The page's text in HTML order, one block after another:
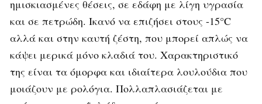
ημισκιασμένες θέσεις, σε εδάφη με λίγη υγρασία
και σε πετρώδη. Ικανό να επιζήσει στους -15°C
αλλά και στην καυτή ζέστη, που μπορεί απλώς να
κάψει μερικά μόνο κλαδιά του. Χαρακτηριστικό
της είναι τα όμορφα και ιδιαίτερα λουλούδια που
μοιάζουν με ρολόγια. Πολλαπλασιάζεται με